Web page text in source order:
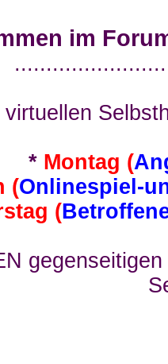
im
virtuellen
* Montag (
(Onlinespiel-
(